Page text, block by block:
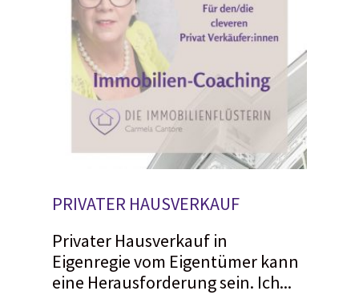
PRIVATER HAUSVERKAUF
Privater Hausverkauf in
Eigenregie vom Eigentümer kann
eine Herausforderung sein. Ich...